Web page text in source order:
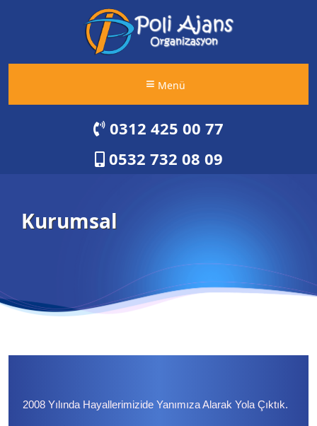
Menü
0312 425 00 77
0532 732 08 09
Kurumsal
2008 Yılında Hayallerimizide Yanımıza Alarak Yola Çıktık.